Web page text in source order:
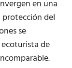
en una
del
se
de